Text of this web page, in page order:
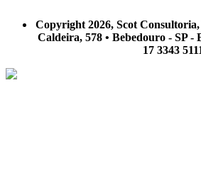
Copyright 2026, Scot
Caldeira, 578 • Bebedouro - SP -
17 3343